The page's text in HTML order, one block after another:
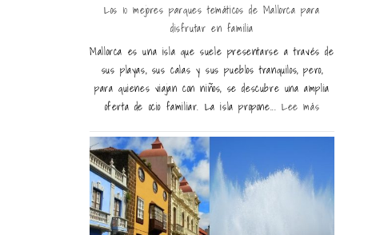
Los 10 mejores parques temáticos de Mallorca para
disfrutar en familia
Mallorca es una isla que suele presentarse a través de
sus playas, sus calas y sus pueblos tranquilos, pero,
para quienes viajan con niños, se descubre una amplia
oferta de ocio familiar. La isla propone...Lee más